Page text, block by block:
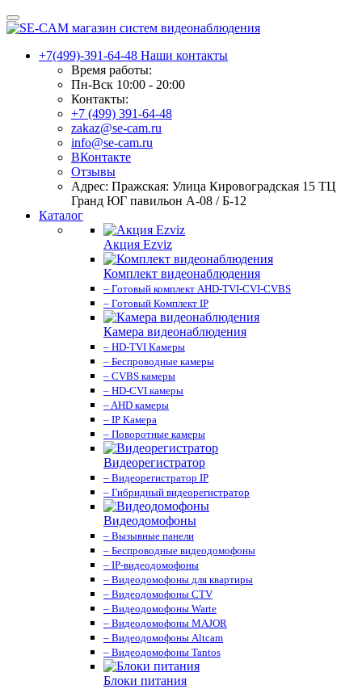
+7(499)-391-64-48 Наши контакты
Время работы:
Пн-Вск 10:00 - 20:00
Контакты:
+7 (499) 391-64-48
zakaz@se-cam.ru
info@se-cam.ru
ВКонтакте
Отзывы
Адрес: Пражская: Улица Кировоградская 15 ТЦ
Гранд ЮГ павильон А-08 / Б-12
Каталог
Акция Ezviz
Комплект видеонаблюдения
– Готовый комплект AHD-TVI-CVI-CVBS
– Готовый Комплект IP
Камера видеонаблюдения
– HD-TVI Камеры
– Беспроводные камеры
– CVBS камеры
– HD-CVI камеры
– AHD камеры
– IP Камера
– Поворотные камеры
Видеорегистратор
– Видеорегистратор IP
– Гибридный видеорегистратор
Видеодомофоны
– Вызывные панели
– Беспроводные видеодомофоны
– IP-видеодомофоны
– Видеодомофоны для квартиры
– Видеодомофоны CTV
– Видеодомофоны Warte
– Видеодомофоны MAJOR
– Видеодомофоны Altcam
– Видеодомофоны Tantos
Блоки питания